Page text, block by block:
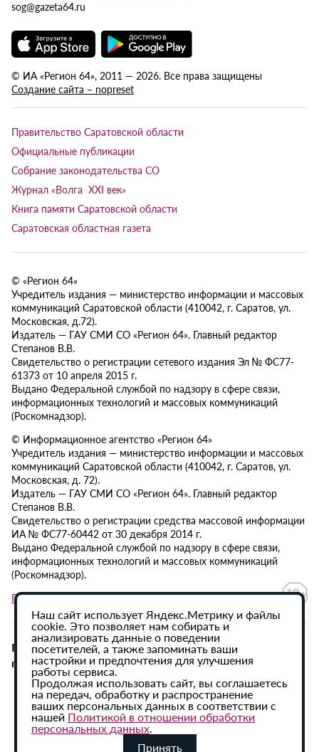
sog@gazeta64.ru
© ИА «Регион 64», 2011 — 2026. Все права защищены
Создание сайта – nopreset
Правительство Саратовской области
Официальные публикации
Собрание законодательства СО
Журнал «Волга XXI век»
Книга памяти Саратовской области
Саратовская областная газета
© «Регион 64»
Учредитель издания — министерство информации и массовых
коммуникаций Саратовской области (410042, г. Саратов, ул.
Московская, д.72).
Издатель — ГАУ СМИ СО «Регион 64». Главный редактор
Степанов В.В.
Свидетельство о регистрации сетевого издания Эл № ФС77-
61373 от 10 апреля 2015 г.
Выдано Федеральной службой по надзору в сфере связи,
информационных технологий и массовых коммуникаций
(Роскомнадзор).
© Информационное агентство «Регион 64»
Учредитель издания — министерство информации и массовых
коммуникаций Саратовской области (410042, г. Саратов, ул.
Московская, д. 72).
Издатель — ГАУ СМИ СО «Регион 64». Главный редактор
Степанов В.В.
Свидетельство о регистрации средства массовой информации
ИА № ФС77-60442 от 30 декабря 2014 г.
Выдано Федеральной службой по надзору в сфере связи,
информационных технологий и массовых коммуникаций
(Роскомнадзор).
Политика в отношении обработки персональных данных
При использовании материалов сайта активная
гиперссылка на ИА «Регион 64» обязательна.
Наш сайт использует Яндекс.Метрику и файлы
cookie. Это позволяет нам собирать и
анализировать данные о поведении
посетителей, а также запоминать ваши
настройки и предпочтения для улучшения
работы сервиса.
Продолжая использовать сайт, вы соглашаетесь
на передач, обработку и распространение
ваших персональных данных в соответствии с
нашей Политикой в отношении обработки
персональных данных.
Принять